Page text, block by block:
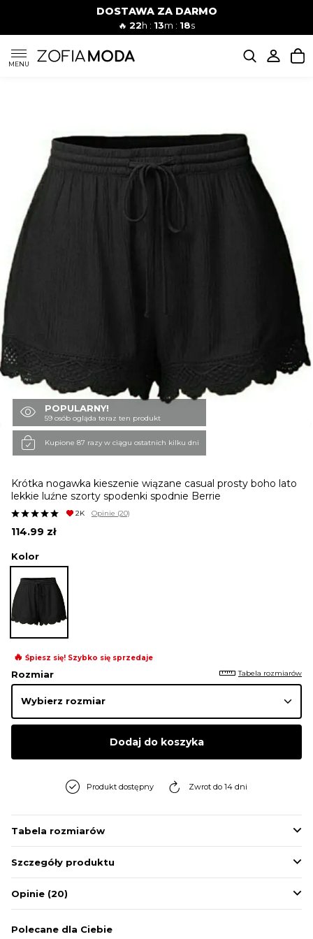
DOSTAWA ZA DARMO
🔥22h : 13m : 17s
MENU
SUKIENKI
SZORTY
MODA PLAŻOWA
SPODNIE
KOMBINEZONY
DRESY
MARYNARKI
BUTY
POPULARNY!
59 osób ogląda teraz ten produkt
Kupione 87 razy w ciągu ostatnich kilku dni
Krótka nogawka kieszenie wiązane casual prosty boho lato
lekkie luźne szorty spodenki spodnie Berrie
2K Opinie (20)
114.99 zł
Kolor
🔥 Śpiesz się! Szybko się sprzedaje
Rozmiar Tabela rozmiarów
Dodaj do koszyka
Produkt dostępny Zwrot do 14 dni
Tabela rozmiarów
Szczegóły produktu
Opinie (20)
Polecane dla Ciebie